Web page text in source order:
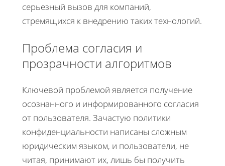
серьезный вызов для компаний,
стремящихся к внедрению таких технологий.
Проблема согласия и
прозрачности алгоритмов
Ключевой проблемой является получение
осознанного и информированного согласия
от пользователя. Зачастую политики
конфиденциальности написаны сложным
юридическим языком, и пользователи, не
читая, принимают их, лишь бы получить